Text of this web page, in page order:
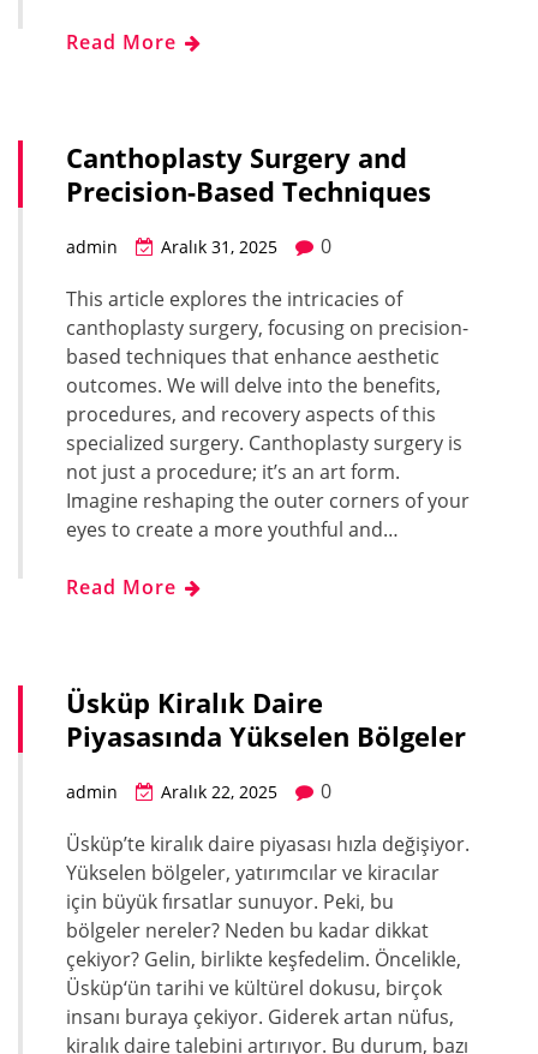
Read More
Canthoplasty Surgery and
Precision-Based Techniques
admin Aralık 31, 2025
0
This article explores the intricacies of
canthoplasty surgery, focusing on precision-
based techniques that enhance aesthetic
outcomes. We will delve into the benefits,
procedures, and recovery aspects of this
specialized surgery. Canthoplasty surgery is
not just a procedure; it’s an art form.
Imagine reshaping the outer corners of your
eyes to create a more youthful and…
Read More
Üsküp Kiralık Daire
Piyasasında Yükselen Bölgeler
admin Aralık 22, 2025
0
Üsküp’te kiralık daire piyasası hızla değişiyor.
Yükselen bölgeler, yatırımcılar ve kiracılar
için büyük fırsatlar sunuyor. Peki, bu
bölgeler nereler? Neden bu kadar dikkat
çekiyor? Gelin, birlikte keşfedelim. Öncelikle,
Üsküp‘ün tarihi ve kültürel dokusu, birçok
insanı buraya çekiyor. Giderek artan nüfus,
kiralık daire talebini artırıyor. Bu durum, bazı